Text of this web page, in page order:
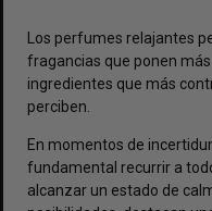
Los perfumes relajantes
fragancias que ponen
ingredientes que más
perciben.
En momentos de
fundamental recurrir a
alcanzar un estado de